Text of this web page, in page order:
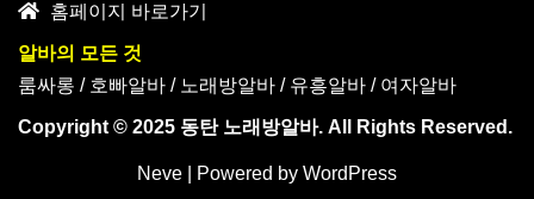
홈페이지 바로가기
알바의 모든 것
룸싸롱 / 호빠알바 / 노래방알바 / 유흥알바 / 여자알바
Copyright © 2025 동탄 노래방알바. All Rights Reserved.
Neve | Powered by WordPress